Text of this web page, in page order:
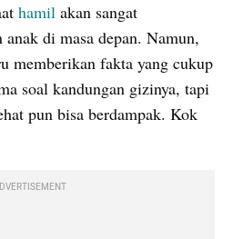
hamil akan sangat
anak di masa depan. Namun,
memberikan fakta yang cukup
soal kandungan gizinya, tapi
pun bisa berdampak. Kok